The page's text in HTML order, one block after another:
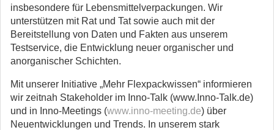
insbesondere für Lebensmittelverpackungen. Wir
unterstützen mit Rat und Tat sowie auch mit der
Bereitstellung von Daten und Fakten aus unserem
Testservice, die Entwicklung neuer organischer und
anorganischer Schichten.
Mit unserer Initiative „Mehr Flexpackwissen“ informieren
wir zeitnah Stakeholder im Inno-Talk (www.Inno-Talk.de)
und in Inno-Meetings (www.inno-meeting.de) über
Neuentwicklungen und Trends. In unserem stark